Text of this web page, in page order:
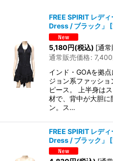
並び順:
絞り
FREE SPIRIT レデ
Dress / ブラック」
[
5,180円(税込) [通
通常販売価格: 7,400
インド・GOAを拠
ジョン系ファッシ
ピース。 上半身は
材で、背中が大胆に
ン。ス…
FREE SPIRIT レデ
Dress / ブラック」
[